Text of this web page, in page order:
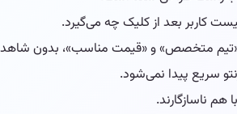
کاربر بعد از کلیک چه می‌گیرد.
متخصص» و «قیمت مناسب»، بدون
سریع پیدا نمی‌شود.
ناسازگارند.